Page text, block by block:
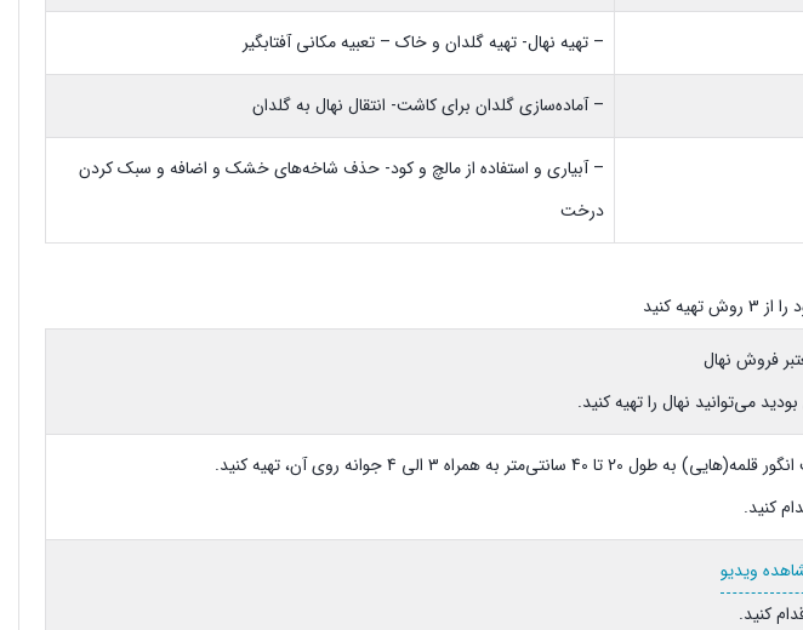
– تهیه نهال- تهیه گلدان و خاک – تعبیه مکانی آفتابگیر
– آماده‌سازی گلدان برای کاشت- انتقال نهال به گلدان
– آبیاری و استفاده از مالچ و کود- حذف شاخه‌های خشک و اضافه و سبک کردن
درخت
کنید
فروش نهال
می‌توانید نهال را تهیه کنید.
به همراه 3 الی 4 جوانه روی آن، تهیه کنید.
ویدیو